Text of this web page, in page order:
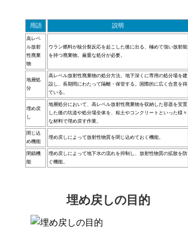
用語 説明
高レベ
ル放射
性廃棄
物
ウラン燃料が核分裂反応を起こした後に出る、極めて強い放射能
を持つ廃棄物。厳重な処分が必要。
地層処
分
高レベル放射性廃棄物の処分方法。地下深くに専用の処分場を建
設し、長期間にわたって隔離・保管する。国際的に広く合意を得
ている。
埋め戻
し
地層処分において、高レベル放射性廃棄物を収納した容器を安置
した後の坑道や処分場全体を、粘土やコンクリートといった様々
な材料で埋め戻す作業。
閉じ込
め機能
埋め戻しによって放射性物質を閉じ込めておく機能。
閉鎖機
能
埋め戻しによって地下水の流れを抑制し、放射性物質の拡散を防
ぐ機能。
埋め戻しの目的